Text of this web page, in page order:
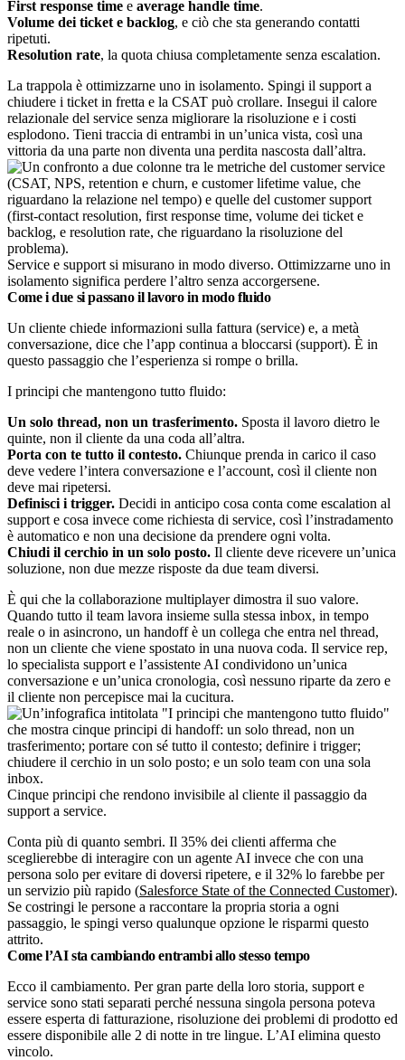
First response time e average handle time.
Volume dei ticket e backlog, e ciò che sta generando contatti
ripetuti.
Resolution rate, la quota chiusa completamente senza escalation.
La trappola è ottimizzarne uno in isolamento. Spingi il support a
chiudere i ticket in fretta e la CSAT può crollare. Insegui il calore
relazionale del service senza migliorare la risoluzione e i costi
esplodono. Tieni traccia di entrambi in un’unica vista, così una
vittoria da una parte non diventa una perdita nascosta dall’altra.
Service e support si misurano in modo diverso. Ottimizzarne uno in
isolamento significa perdere l’altro senza accorgersene.
Come i due si passano il lavoro in modo fluido
Un cliente chiede informazioni sulla fattura (service) e, a metà
conversazione, dice che l’app continua a bloccarsi (support). È in
questo passaggio che l’esperienza si rompe o brilla.
I principi che mantengono tutto fluido:
Un solo thread, non un trasferimento. Sposta il lavoro dietro le
quinte, non il cliente da una coda all’altra.
Porta con te tutto il contesto. Chiunque prenda in carico il caso
deve vedere l’intera conversazione e l’account, così il cliente non
deve mai ripetersi.
Definisci i trigger. Decidi in anticipo cosa conta come escalation al
support e cosa invece come richiesta di service, così l’instradamento
è automatico e non una decisione da prendere ogni volta.
Chiudi il cerchio in un solo posto. Il cliente deve ricevere un’unica
soluzione, non due mezze risposte da due team diversi.
È qui che la collaborazione multiplayer dimostra il suo valore.
Quando tutto il team lavora insieme sulla stessa inbox, in tempo
reale o in asincrono, un handoff è un collega che entra nel thread,
non un cliente che viene spostato in una nuova coda. Il service rep,
lo specialista support e l’assistente AI condividono un’unica
conversazione e un’unica cronologia, così nessuno riparte da zero e
il cliente non percepisce mai la cucitura.
Cinque principi che rendono invisibile al cliente il passaggio da
support a service.
Conta più di quanto sembri. Il 35% dei clienti afferma che
sceglierebbe di interagire con un agente AI invece che con una
persona solo per evitare di doversi ripetere, e il 32% lo farebbe per
un servizio più rapido (Salesforce State of the Connected Customer).
Se costringi le persone a raccontare la propria storia a ogni
passaggio, le spingi verso qualunque opzione le risparmi questo
attrito.
Come l’AI sta cambiando entrambi allo stesso tempo
Ecco il cambiamento. Per gran parte della loro storia, support e
service sono stati separati perché nessuna singola persona poteva
essere esperta di fatturazione, risoluzione dei problemi di prodotto ed
essere disponibile alle 2 di notte in tre lingue. L’AI elimina questo
vincolo.